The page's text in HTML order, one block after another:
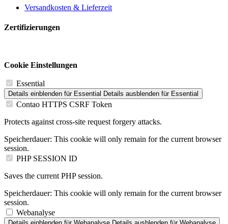
Versandkosten & Lieferzeit
Zertifizierungen
Cookie Einstellungen
Essential
Details einblenden für Essential Details ausblenden für Essential
Contao HTTPS CSRF Token
Protects against cross-site request forgery attacks.
Speicherdauer: This cookie will only remain for the current browser
session.
PHP SESSION ID
Saves the current PHP session.
Speicherdauer: This cookie will only remain for the current browser
session.
Webanalyse